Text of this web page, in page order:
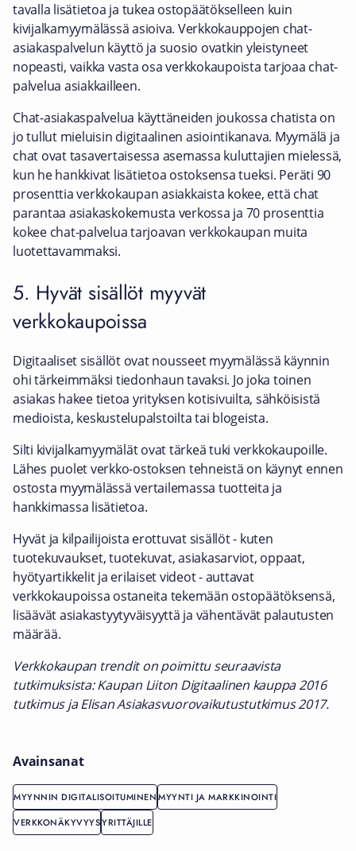
tavalla lisätietoa ja tukea ostopäätökselleen kuin
kivijalkamyymälässä asioiva. Verkkokauppojen chat-
asiakaspalvelun käyttö ja suosio ovatkin yleistyneet
nopeasti, vaikka vasta osa verkkokaupoista tarjoaa chat-
palvelua asiakkailleen.
Chat-asiakaspalvelua käyttäneiden joukossa chatista on
jo tullut mieluisin digitaalinen asiointikanava. Myymälä ja
chat ovat tasavertaisessa asemassa kuluttajien mielessä,
kun he hankkivat lisätietoa ostoksensa tueksi. Peräti 90
prosenttia verkkokaupan asiakkaista kokee, että chat
parantaa asiakaskokemusta verkossa ja 70 prosenttia
kokee chat-palvelua tarjoavan verkkokaupan muita
luotettavammaksi.
5. Hyvät sisällöt myyvät
verkkokaupoissa
Digitaaliset sisällöt ovat nousseet myymälässä käynnin
ohi tärkeimmäksi tiedonhaun tavaksi. Jo joka toinen
asiakas hakee tietoa yrityksen kotisivuilta, sähköisistä
medioista, keskustelupalstoilta tai blogeista.
Silti kivijalkamyymälät ovat tärkeä tuki verkkokaupoille.
Lähes puolet verkko-ostoksen tehneistä on käynyt ennen
ostosta myymälässä vertailemassa tuotteita ja
hankkimassa lisätietoa.
Hyvät ja kilpailijoista erottuvat sisällöt - kuten
tuotekuvaukset, tuotekuvat, asiakasarviot, oppaat,
hyötyartikkelit ja erilaiset videot - auttavat
verkkokaupoissa ostaneita tekemään ostopäätöksensä,
lisäävät asiakastyytyväisyyttä ja vähentävät palautusten
määrää.
Verkkokaupan trendit on poimittu seuraavista
tutkimuksista: Kaupan Liiton Digitaalinen kauppa 2016
tutkimus ja Elisan Asiakasvuorovaikutustutkimus 2017.
Avainsanat
MYYNNIN DIGITALISOITUMINENMYYNTI JA MARKKINOINTI
VERKKONÄKYVYYSYRITTÄJILLE